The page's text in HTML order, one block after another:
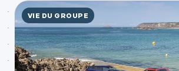
VIE DU GROUPE